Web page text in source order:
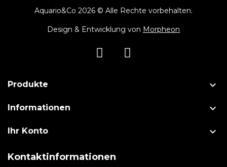
Aquario&Co 2026 © Alle Rechte vorbehalten.
Design & Entwicklung von Morpheon
Produkte 
Informationen 
Ihr Konto 
Kontaktinformationen